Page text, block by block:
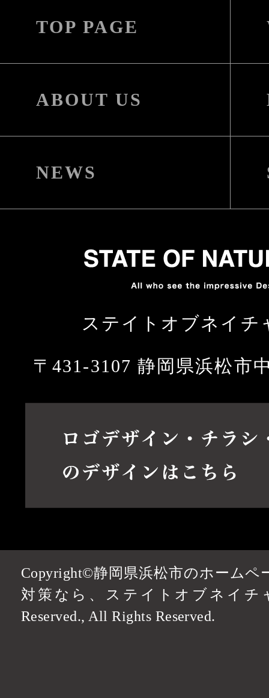
TOP PAGE
ABOUT US
NEWS
ステイトオブネイチ
〒431-3107 静岡県浜松市
Copyright©静岡県浜松市のホームペ
対策なら、ステイトオブネイチ
Reserved., All Rights Reserved.